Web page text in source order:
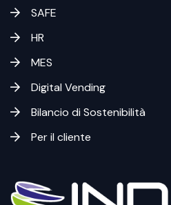
SAFE
HR
MES
Digital Vending
Bilancio di Sostenibilità
Per il cliente